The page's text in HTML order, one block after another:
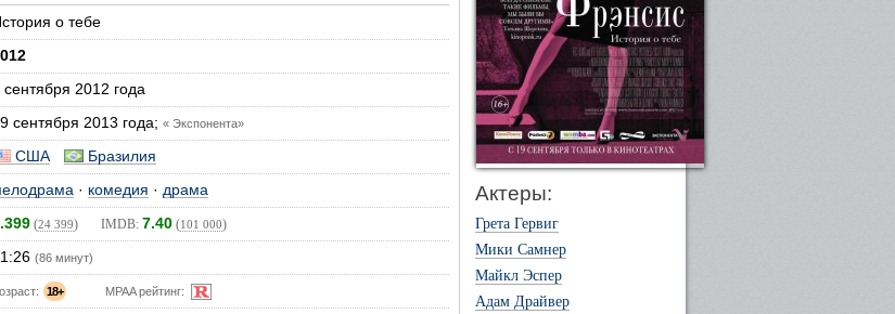
о тебе
сентября 2012 года
сентября 2013 года; « Экспонента»
США Бразилия
· комедия · драма
(24 399) IMDB: 7.40 (101 000)
(86 минут)
18+ MPAA рейтинг:
Актеры:
Грета Гервиг
Мики Самнер
Майкл Эспер
Адам Драйвер